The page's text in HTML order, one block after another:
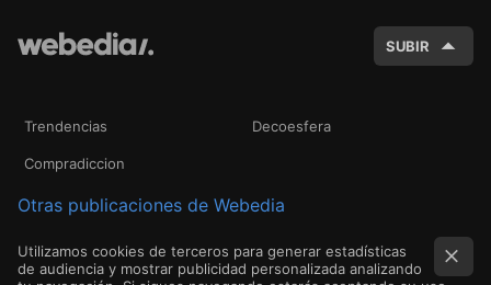
SUBIR
Trendencias Decoesfera
Compradiccion
Otras publicaciones de Webedia
Utilizamos cookies de terceros para generar estadísticas
de audiencia y mostrar publicidad personalizada analizando